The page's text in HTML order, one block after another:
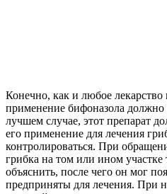
Конечно, как и любое
применение бифоназола должно
лучшем случае, этот препарат
его применение для лечения
контролироваться. При
грибка на том или ином участке
объяснить, после чего он мог
предприняты для лечения. При